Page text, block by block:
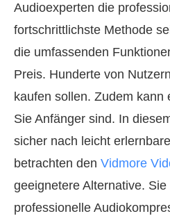
Audioexperten die
fortschrittlichste Methode
die umfassenden
Preis. Hunderte von
kaufen sollen. Zudem kann
Sie Anfänger sind. In
sicher nach leicht
betrachten den Vidmore
geeignetere Alternative.
professionelle